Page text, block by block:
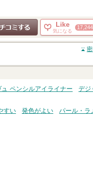
クチコミする
Like
気になる
17,244
ペンシルアイライナー デジ
すい 発色がよい パール・ラ